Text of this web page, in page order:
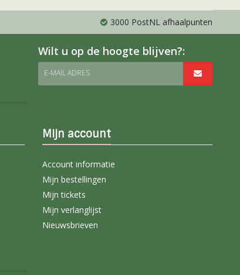
3000 PostNL afhaalpunten
Wilt u op de hoogte blijven?:
E-MAIL ADRES
Mijn account
Account informatie
Mijn bestellingen
Mijn tickets
Mijn verlanglijst
Nieuwsbrieven